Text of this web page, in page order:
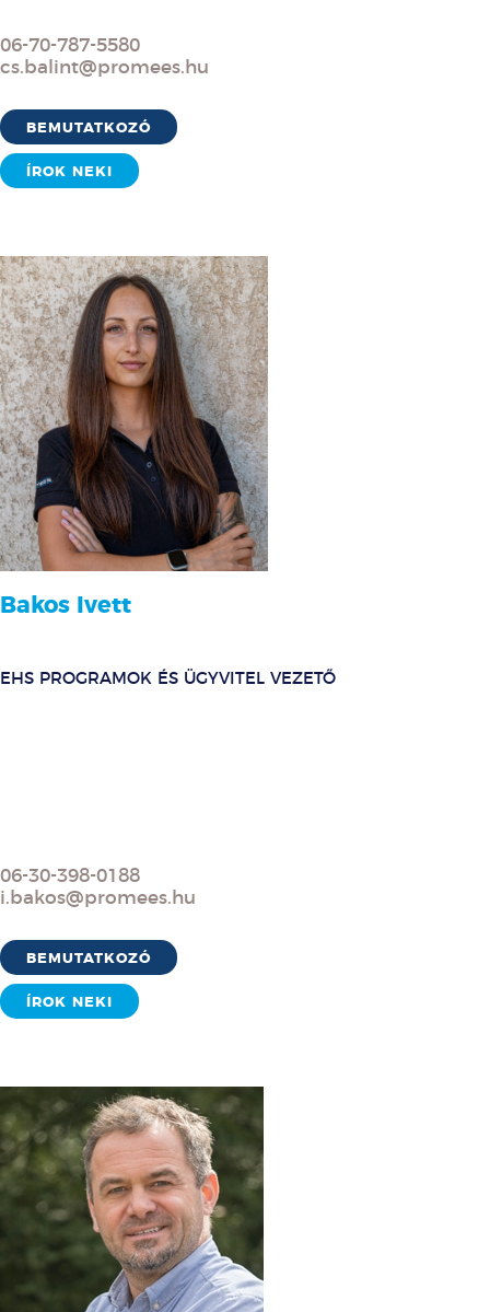
06-70-787-5580
cs.balint@promees.hu
BEMUTATKOZÓ
ÍROK NEKI
Bakos Ivett
EHS PROGRAMOK ÉS ÜGYVITEL VEZETŐ
06-30-398-0188
i.bakos@promees.hu
BEMUTATKOZÓ
ÍROK NEKI